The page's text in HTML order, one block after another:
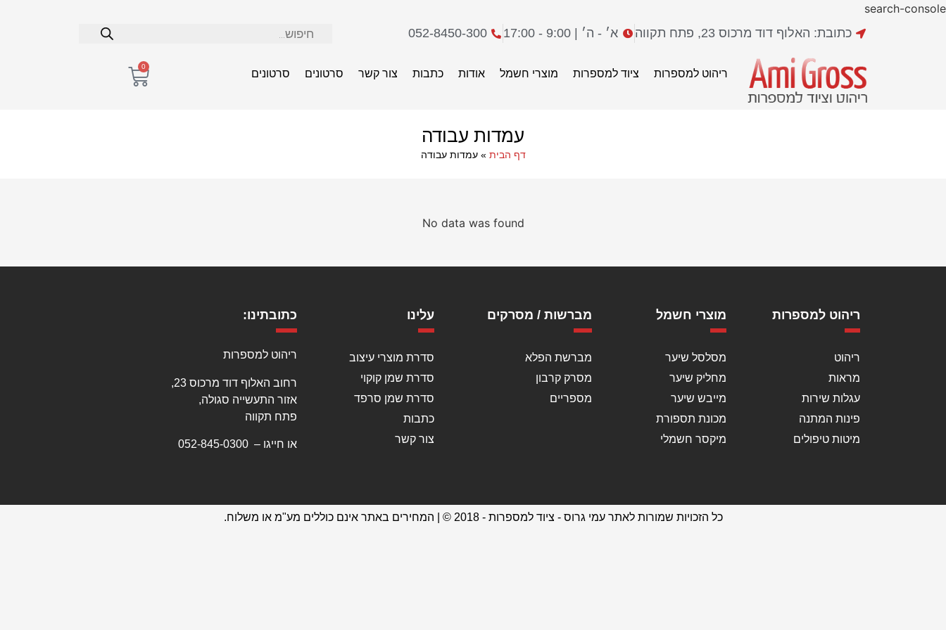
search-console
כתובת: האלוף דוד מרכוס 23, פתח תקווה
א׳ - ה׳ | 9:00 - 17:00 052-8450-300
ריהוט למספרות ציוד למספרות מוצרי חשמל אודות כתבות צור קשר סרטונים סרטונים
0
עמדות עבודה
דף הבית »עמדות עבודה
No data was found
ריהוט למספרות
ריהוט
מראות
עגלות שירות
פינות המתנה
מיטות טיפולים
מוצרי חשמל
מסלסל שיער
מחליק שיער
מייבש שיער
מכונת תספורת
מיקסר חשמלי
מברשות / מסרקים
מברשת הפלא
מסרק קרבון
מספריים
עלינו
סדרת מוצרי עיצוב
סדרת שמן קוקוי
סדרת שמן סרפד
כתבות
צור קשר
כתובתינו:
ריהוט למספרות
רחוב האלוף דוד מרכוס 23,
אזור התעשייה סגולה,
פתח תקווה
או חייגו – 052-845-0300
כל הזכויות שמורות לאתר עמי גרוס - ציוד למספרות - 2018 © | המחירים באתר אינם כוללים מע"מ או משלוח.